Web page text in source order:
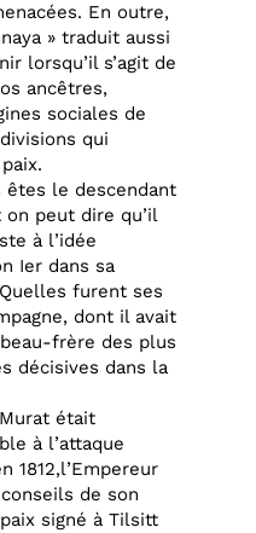
En outre,
» traduit aussi
lorsqu’il s’agit de
ancêtres,
sociales de
qui
êtes le descendant
peut dire qu’il
à l’idée
Ier dans sa
furent ses
dont il avait
frère des plus
décisives dans la
Murat était
à l’attaque
1812,l’Empereur
de son
signé à Tilsitt